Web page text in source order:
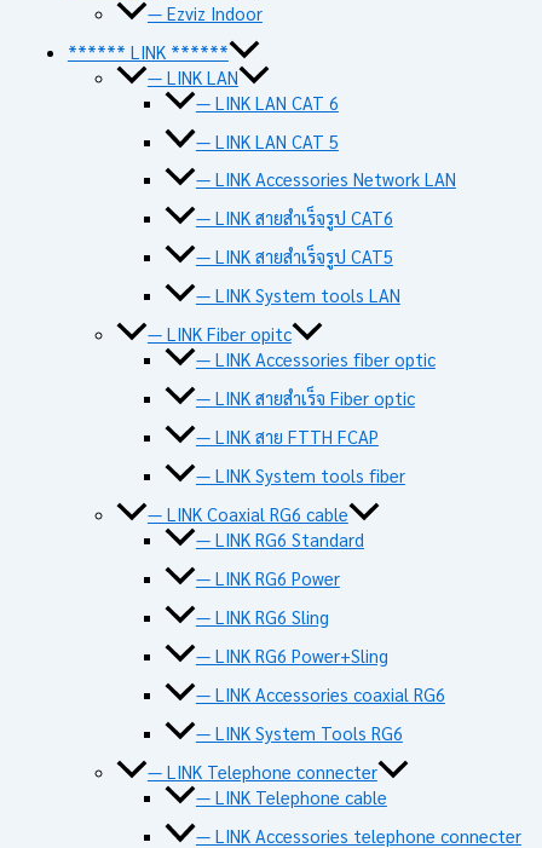
— Ezviz Indoor
****** LINK ******
— LINK LAN
— LINK LAN CAT 6
— LINK LAN CAT 5
— LINK Accessories Network LAN
— LINK สายสำเร็จรูป CAT6
— LINK สายสำเร็จรูป CAT5
— LINK System tools LAN
— LINK Fiber opitc
— LINK Accessories fiber optic
— LINK สายสำเร็จ Fiber optic
— LINK สาย FTTH FCAP
— LINK System tools fiber
— LINK Coaxial RG6 cable
— LINK RG6 Standard
— LINK RG6 Power
— LINK RG6 Sling
— LINK RG6 Power+Sling
— LINK Accessories coaxial RG6
— LINK System Tools RG6
— LINK Telephone connecter
— LINK Telephone cable
— LINK Accessories telephone connecter